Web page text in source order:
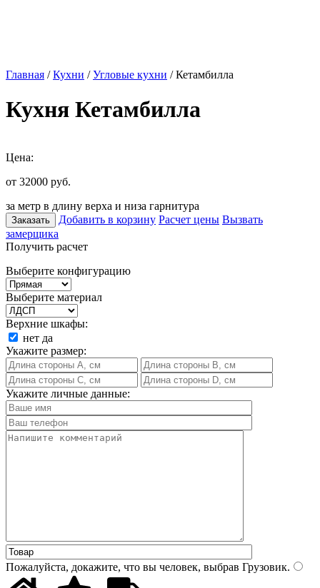
Главная /Кухни /Угловые кухни / Кетамбилла
Кухня Кетамбилла
Цена:
от 32000 руб.
за метр в длину верха и низа гарнитура
Заказать Добавить в корзину Расчет цены Вызвать
замерщика
Получить расчет
Выберите конфигурацию
Выберите материал
Верхние шкафы:
нет да
Укажите размер:
Укажите личные данные:
Пожалуйста, докажите, что вы человек, выбрав Грузовик.